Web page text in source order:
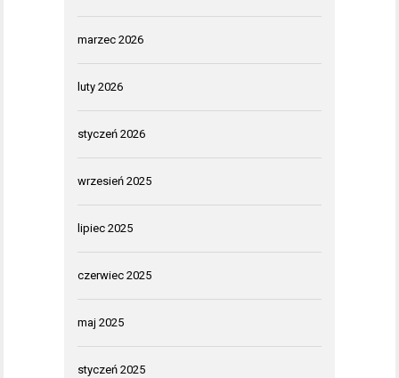
marzec 2026
luty 2026
styczeń 2026
wrzesień 2025
lipiec 2025
czerwiec 2025
maj 2025
styczeń 2025